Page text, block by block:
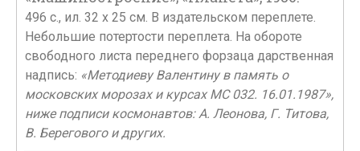
496 с., ил. 32 x 25 см. В издательском переплете.
Небольшие потертости переплета. На обороте
свободного листа переднего форзаца дарственная
надпись: «Методиеву Валентину в память о
московских морозах и курсах МС 032. 16.01.1987»,
ниже подписи космонавтов: А. Леонова, Г. Титова,
В. Берегового и других.